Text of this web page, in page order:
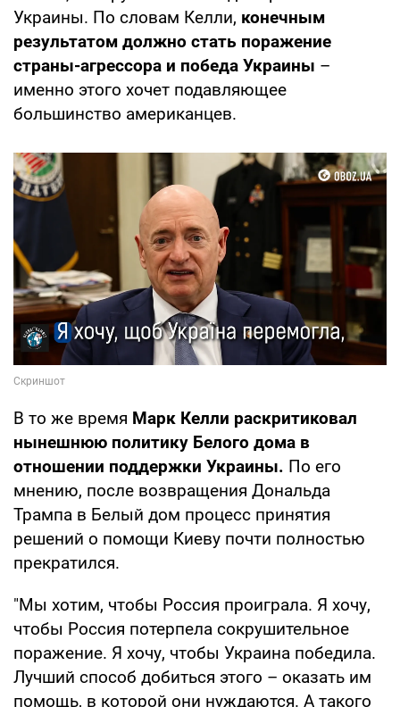
Украины. По словам Келли, конечным
результатом должно стать поражение
страны-агрессора и победа Украины –
именно этого хочет подавляющее
большинство американцев.
В то же время Марк Келли раскритиковал
нынешнюю политику Белого дома в
отношении поддержки Украины. По его
мнению, после возвращения Дональда
Трампа в Белый дом процесс принятия
решений о помощи Киеву почти полностью
прекратился.
"Мы хотим, чтобы Россия проиграла. Я хочу,
чтобы Россия потерпела сокрушительное
поражение. Я хочу, чтобы Украина победила.
Лучший способ добиться этого – оказать им
помощь, в которой они нуждаются. А такого